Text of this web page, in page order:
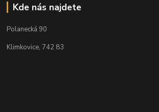
Kde nás najdete
Polanecká 90
Klimkovice, 742 83